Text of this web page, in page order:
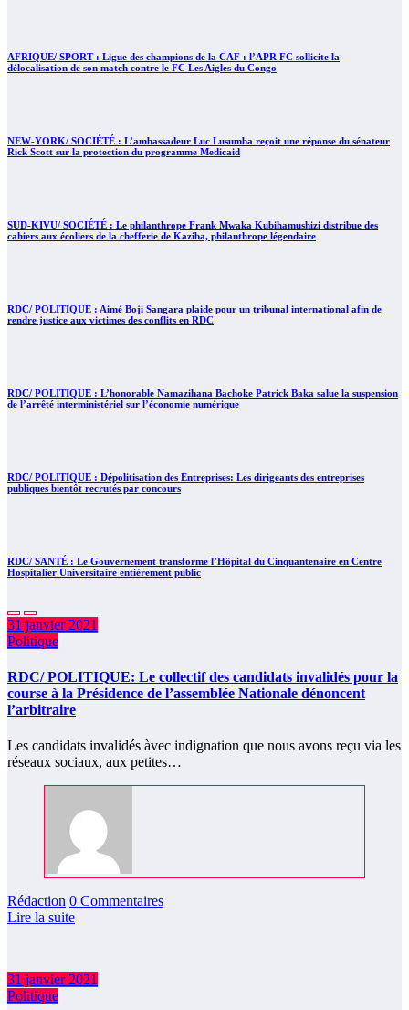
AFRIQUE/ SPORT : Ligue des champions de la CAF : l’APR FC sollicite la
délocalisation de son match contre le FC Les Aigles du Congo
NEW-YORK/ SOCIÉTÉ : L’ambassadeur Luc Lusumba reçoit une réponse du sénateur
Rick Scott sur la protection du programme Medicaid
SUD-KIVU/ SOCIÉTÉ : Le philanthrope Frank Mwaka Kubihamushizi distribue des
cahiers aux écoliers de la chefferie de Kaziba, philanthrope légendaire
RDC/ POLITIQUE : Aimé Boji Sangara plaide pour un tribunal international afin de
rendre justice aux victimes des conflits en RDC
RDC/ POLITIQUE : L’honorable Namazihana Bachoke Patrick Baka salue la suspension
de l’arrêté interministériel sur l’économie numérique
RDC/ POLITIQUE : Dépolitisation des Entreprises: Les dirigeants des entreprises
publiques bientôt recrutés par concours
RDC/ SANTÉ : Le Gouvernement transforme l’Hôpital du Cinquantenaire en Centre
Hospitalier Universitaire entièrement public
31 janvier 2021
Politique
RDC/ POLITIQUE: Le collectif des candidats invalidés pour la
course à la Présidence de l’assemblée Nationale dénoncent
l’arbitraire
Les candidats invalidés àvec indignation que nous avons reçu via les
réseaux sociaux, aux petites…
Rédaction 0 Commentaires
Lire la suite
31 janvier 2021
Politique